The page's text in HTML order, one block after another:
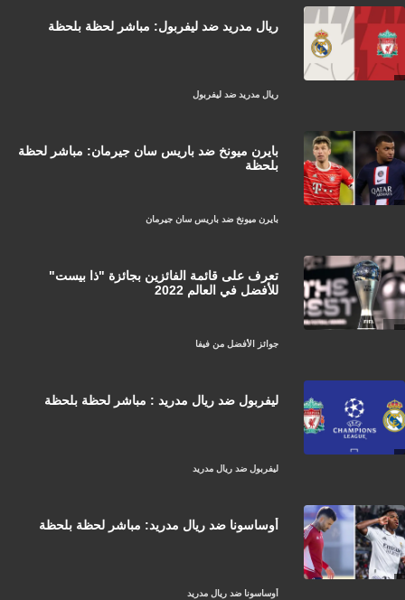
ريال مدريد ضد ليفربول
ريال مدريد ضد ليفربول: مباشر لحظة بلحظة
بايرن ميونخ ضد باريس سان جيرمان
بايرن ميونخ ضد باريس سان جيرمان: مباشر لحظة
بلحظة
جوائز الأفضل من فيفا
تعرف على قائمة الفائزين بجائزة "ذا بيست"
للأفضل في العالم 2022
ليفربول ضد ريال مدريد
ليفربول ضد ريال مدريد : مباشر لحظة بلحظة
أوساسونا ضد ريال مدريد
أوساسونا ضد ريال مدريد: مباشر لحظة بلحظة